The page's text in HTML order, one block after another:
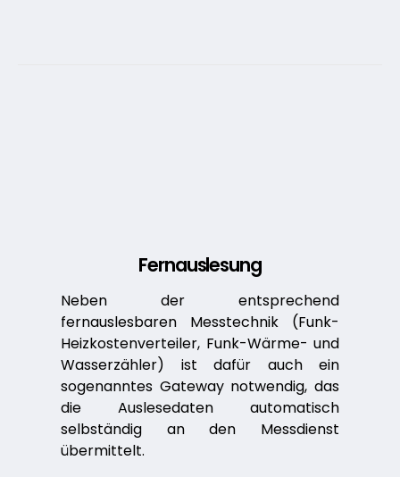
Fernauslesung
Neben der entsprechend
fernauslesbaren Messtechnik (Funk-
Heizkostenverteiler, Funk-Wärme- und
Wasserzähler) ist dafür auch ein
sogenanntes Gateway notwendig, das
die Auslesedaten automatisch
selbständig an den Messdienst
übermittelt.